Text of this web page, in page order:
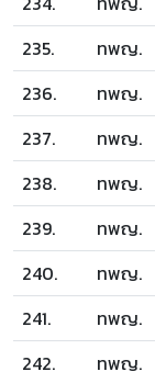
235.
ทพญ.
236.
ทพญ.
237.
ทพญ.
238.
ทพญ.
239.
ทพญ.
240.
ทพญ.
241.
ทพญ.
242.
ทพญ.